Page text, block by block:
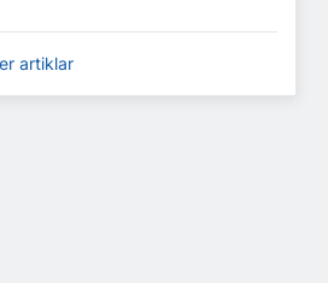
artiklar